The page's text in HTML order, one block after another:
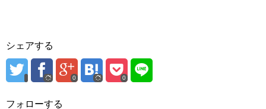
シェアする
0 0
フォローする